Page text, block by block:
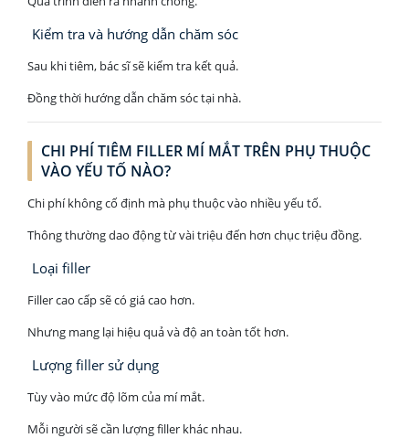
Kiểm tra và hướng dẫn chăm sóc
Sau khi tiêm, bác sĩ sẽ kiểm tra kết quả.
Đồng thời hướng dẫn chăm sóc tại nhà.
CHI PHÍ TIÊM FILLER MÍ MẮT TRÊN PHỤ THUỘC
VÀO YẾU TỐ NÀO?
Chi phí không cố định mà phụ thuộc vào nhiều yếu tố.
Thông thường dao động từ vài triệu đến hơn chục triệu đồng.
Loại filler
Filler cao cấp sẽ có giá cao hơn.
Nhưng mang lại hiệu quả và độ an toàn tốt hơn.
Lượng filler sử dụng
Tùy vào mức độ lõm của mí mắt.
Mỗi người sẽ cần lượng filler khác nhau.